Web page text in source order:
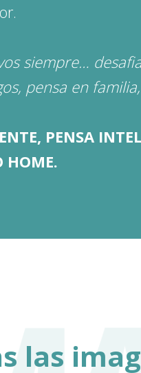
siempre…
pensa en
PENSA
HOME.
las